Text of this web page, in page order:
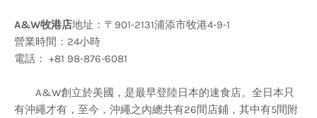
A&W牧港店地址：〒901-2131浦添市牧港4-9-1
營業時間：24小時
電話： +81 98-876-6081
A&W創立於美國，是最早登陸日本的速食店。全日本只
有沖繩才有，至今，沖繩之內總共有26間店鋪，其中有5間附